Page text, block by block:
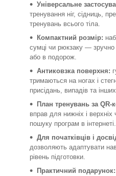
Універсальне
тренування ніг, сідниць,
тренувань всього тіла.
Компактний розмір:
сумці чи рюкзаку —
або в подорож.
Антиковзка поверхня:
тримаються на ногах і
присідань, випадів та
План тренувань за QR-
вправ для нижніх і
пошуку програм в інтернеті.
Для початківців і
дозволяють адаптувати
рівень підготовки.
Практичний подарунок: